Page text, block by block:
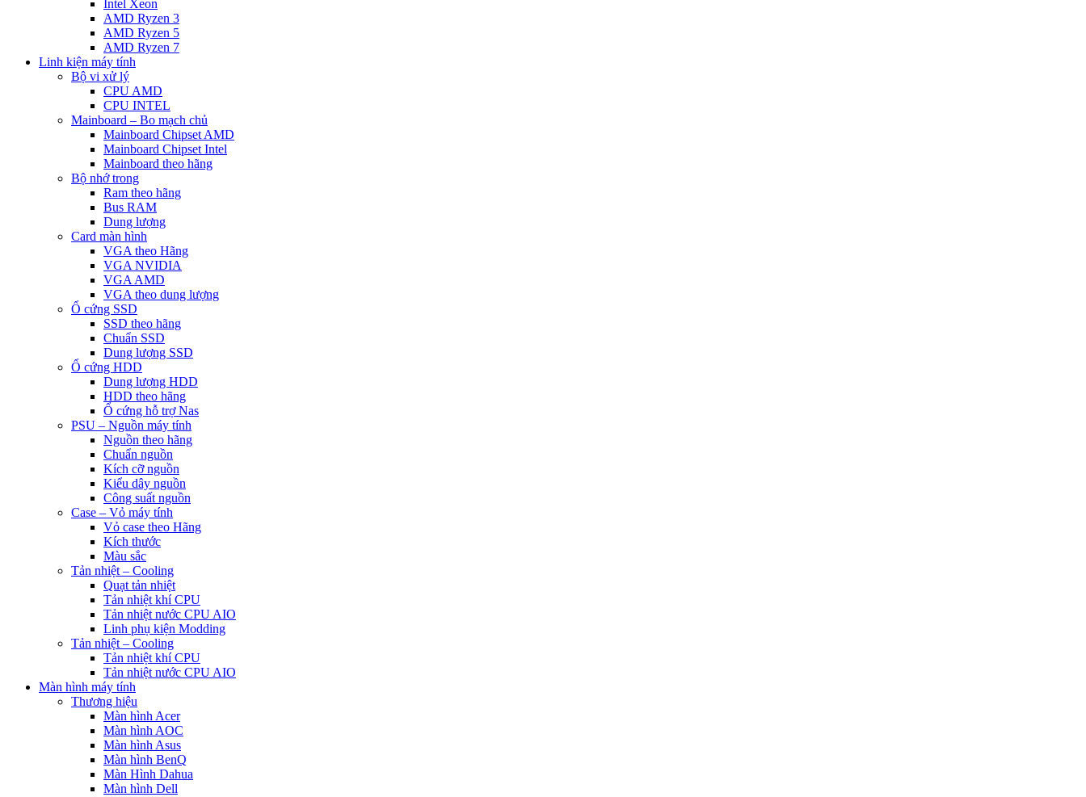
Intel Xeon
AMD Ryzen 3
AMD Ryzen 5
AMD Ryzen 7
Linh kiện máy tính
Bộ vi xử lý
CPU AMD
CPU INTEL
Mainboard – Bo mạch chủ
Mainboard Chipset AMD
Mainboard Chipset Intel
Mainboard theo hãng
Bộ nhớ trong
Ram theo hãng
Bus RAM
Dung lượng
Card màn hình
VGA theo Hãng
VGA NVIDIA
VGA AMD
VGA theo dung lượng
Ổ cứng SSD
SSD theo hãng
Chuẩn SSD
Dung lượng SSD
Ổ cứng HDD
Dung lượng HDD
HDD theo hãng
Ổ cứng hỗ trợ Nas
PSU – Nguồn máy tính
Nguồn theo hãng
Chuẩn nguồn
Kích cỡ nguồn
Kiểu dây nguồn
Công suất nguồn
Case – Vỏ máy tính
Vỏ case theo Hãng
Kích thước
Màu sắc
Tản nhiệt – Cooling
Quạt tản nhiệt
Tản nhiệt khí CPU
Tản nhiệt nước CPU AIO
Linh phụ kiện Modding
Tản nhiệt – Cooling
Tản nhiệt khí CPU
Tản nhiệt nước CPU AIO
Màn hình máy tính
Thương hiệu
Màn hình Acer
Màn hình AOC
Màn hình Asus
Màn hình BenQ
Màn Hình Dahua
Màn hình Dell